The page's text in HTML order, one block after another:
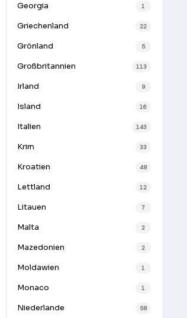
Georgia 1
Griechenland 22
Grönland 5
Großbritannien 113
Irland 9
Island 16
Italien 143
Krim 33
Kroatien 48
Lettland 12
Litauen 7
Malta 2
Mazedonien 2
Moldawien 1
Monaco 1
Niederlande 58